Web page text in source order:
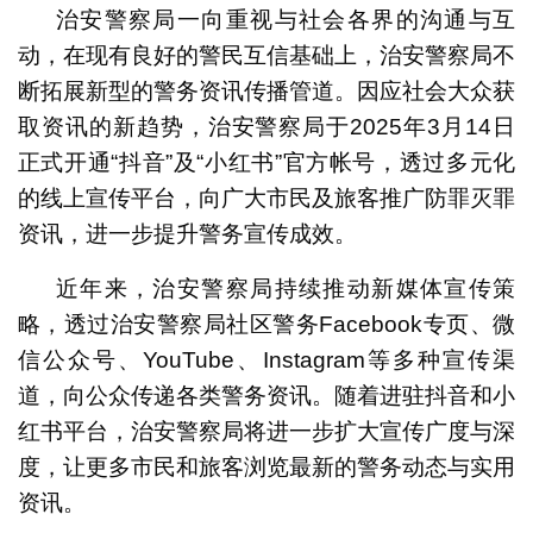
治安警察局一向重视与社会各界的沟通与互
动，在现有良好的警民互信基础上，治安警察局不
断拓展新型的警务资讯传播管道。因应社会大众获
取资讯的新趋势，治安警察局于2025年3月14日
正式开通“抖音”及“小红书”官方帐号，透过多元化
的线上宣传平台，向广大市民及旅客推广防罪灭罪
资讯，进一步提升警务宣传成效。
近年来，治安警察局持续推动新媒体宣传策
略，透过治安警察局社区警务Facebook专页、微
信公众号、YouTube、Instagram等多种宣传渠
道，向公众传递各类警务资讯。随着进驻抖音和小
红书平台，治安警察局将进一步扩大宣传广度与深
度，让更多市民和旅客浏览最新的警务动态与实用
资讯。